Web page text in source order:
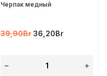
Черпак медный
39,90Br 36,20Br